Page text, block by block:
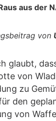
aus der
von
glaubt,
von
zu
den
von